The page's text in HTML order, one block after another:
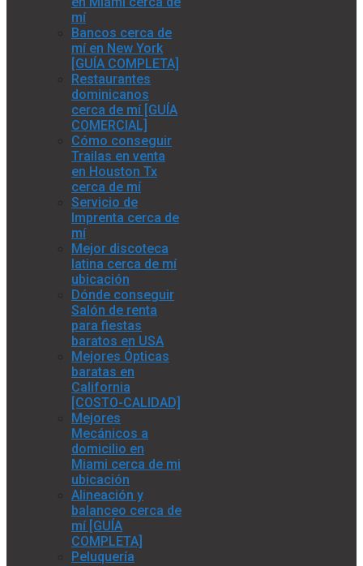
mí
Bancos cerca de
mí en New York
[GUÍA COMPLETA]
Restaurantes
dominicanos
cerca de mí [GUÍA
COMERCIAL]
Cómo conseguir
Trailas en venta
en Houston Tx
cerca de mí
Servicio de
Imprenta cerca de
mí
Mejor discoteca
latina cerca de mí
ubicación
Dónde conseguir
Salón de renta
para fiestas
baratos en USA
Mejores Ópticas
baratas en
California
[COSTO-CALIDAD]
Mejores
Mecánicos a
domicilio en
Miami cerca de mi
ubicación
Alineación y
balanceo cerca de
mí [GUÍA
COMPLETA]
Peluquería